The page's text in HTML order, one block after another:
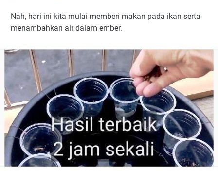
Nah, hari ini kita mulai memberi makan pada ikan serta
menambahkan air dalam ember.